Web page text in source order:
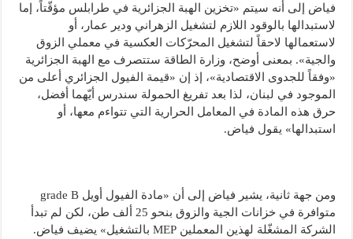
فياض إلى أنه سيتم «تخزين الهبة الجزائرية في طرابلس مؤقّتاً، إما
لاستبدالها بالوقود اللازم لتشغيل الزهراني ودير عمار، أو
لاستعمالها لاحقاً لتشغيل المحرّكات العكسية في معملي الزوق
والجية». بمعنى أوضح، وزارة الطاقة ستتصرف مع الهبة الجزائرية
«وفقاً للجدوى الاقتصادية»، إذ إن «قيمة الفيول الجزائري أعلى من
الموجود في لبنان، لذا بعد تفريغ الحمولة سندرس أيّهما أفضل،
حرق هذه المادة في المعامل الحرارية التي تتواءم معها، أو
استبدالها» يقول فياض.
ومن جهة ثانية، يشير فياض إلى أن «مادة الفيول أويل grade B
متوافرة في خزانات الجية والزوق بنحو 25 ألف طن، لكن لم تبدأ
الشركة المشغّلة لهذين المعملين MEP بالتشغيل» يضيف فياض.